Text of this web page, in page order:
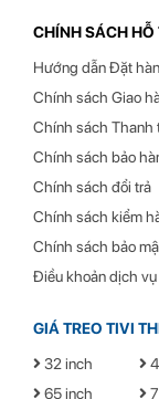
Mã sản phẩm
Thương hiệu
Màu sắc
Chất liệu
Góc xoay màn
Góc nghiêng
CHÍNH SÁCH HỖ
Hướng dẫn Đặt
Chính sách Giao
Chính sách Thanh
Chính sách bảo
Chính sách đổi trả
Chính sách kiểm
Chính sách bảo
Điều khoản dịch vụ
GIÁ TREO TIVI
32 inch
65 inch